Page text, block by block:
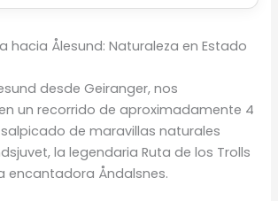
hacia Ålesund: Naturaleza en Estado
desde Geiranger, nos
un recorrido de aproximadamente 4
salpicado de maravillas naturales
la legendaria Ruta de los Trolls
encantadora Åndalsnes.